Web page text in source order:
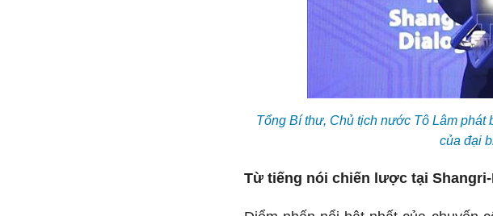
Tổng Bí thư, Chủ tịch nước Tô Lâm
của đại
Từ tiếng nói chiến lược tại